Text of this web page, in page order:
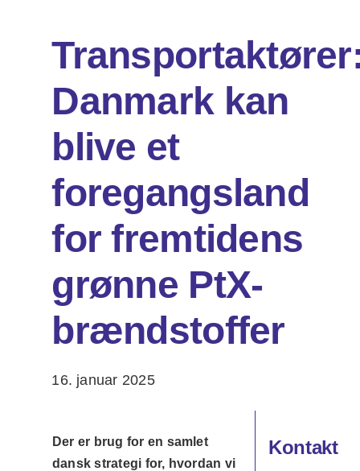
Om os
Søg
Danmark kan
blive et
foregangsland
for fremtidens
grønne PtX-
brændstoffer
16. januar 2025
Der er brug for en samlet
dansk strategi for, hvordan vi
Kontakt